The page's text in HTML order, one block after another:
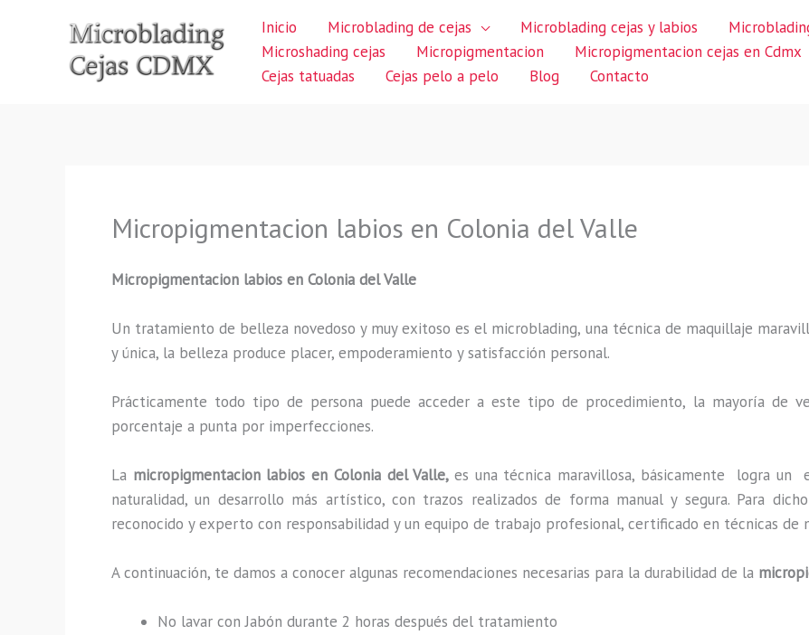
Inicio Microblading de cejas Microblading cejas y labios
Microshading cejas
Micropigmentacion Micropigmentacion cejas en Cdmx
Cejas tatuadas
Cejas pelo a pelo Blog Contacto
Micropigmentacion labios en Colonia del Valle
Micropigmentacion labios en Colonia del Valle
Un tratamiento de belleza novedoso y muy exitoso es el microblading, una técnica de maquillaje
y única, la belleza produce placer, empoderamiento y satisfacción personal.
Prácticamente todo tipo de persona puede acceder a este tipo de procedimiento, la mayoría de
porcentaje a punta por imperfecciones.
La micropigmentacion labios en Colonia del Valle, es una técnica maravillosa, básicamente
logra un
naturalidad, un desarrollo más artístico, con trazos realizados de forma manual y segura. Para
reconocido y experto con responsabilidad y un equipo de trabajo profesional, certificado en técnicas de
A continuación, te damos a conocer algunas recomendaciones necesarias para la durabilidad de la
No lavar con Jabón durante 2 horas después del tratamiento